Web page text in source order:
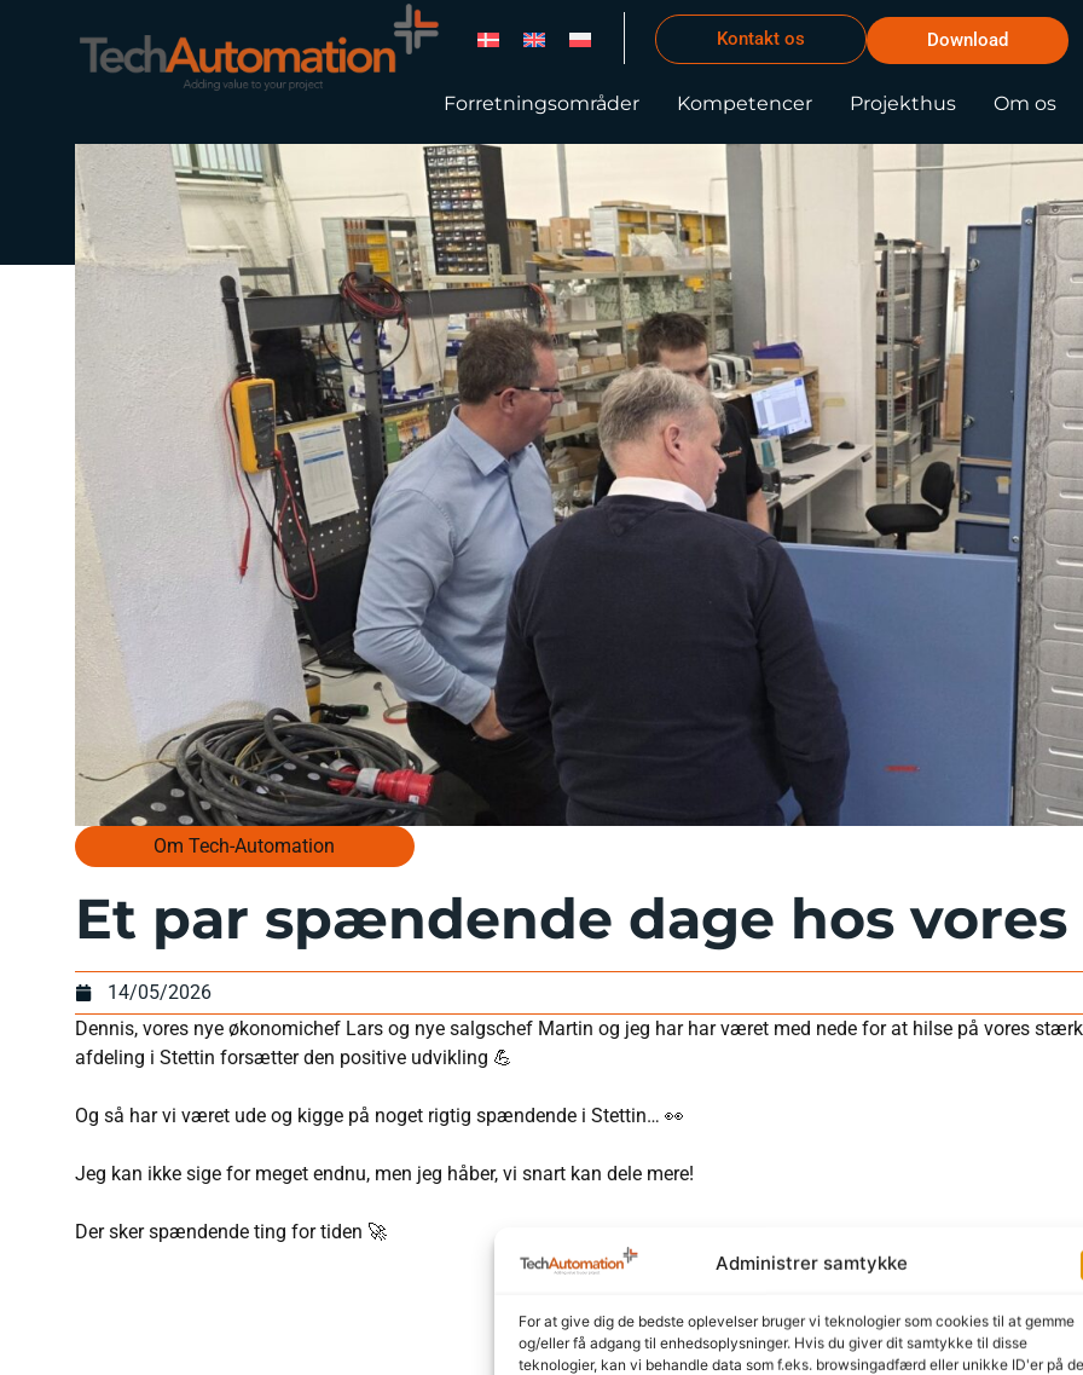
Administrer samtykke
For at give dig de bedste oplevelser bruger vi teknologier som cookies til at gemme
og/eller få adgang til enhedsoplysninger. Hvis du giver dit samtykke til disse
teknologier, kan vi behandle data som f.eks. browsingadfærd eller unikke ID'er på
Kontakt os Download
Forretningsområder Kompetencer Projekthus Om os
Om Tech-Automation
Et par spændende dage hos
14/05/2026
Dennis, vores nye økonomichef Lars og nye salgschef Martin og jeg har har været med nede for at hilse på vores
afdeling i Stettin forsætter den positive udvikling 💪
Og så har vi været ude og kigge på noget rigtig spændende i Stettin… 👀
Jeg kan ikke sige for meget endnu, men jeg håber, vi snart kan dele mere!
Der sker spændende ting for tiden 🚀
LinkedIn Facebook